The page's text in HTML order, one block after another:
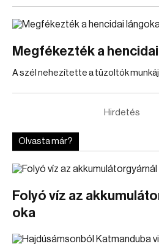
Megfékezték a
A szél nehezítette a tűzoltók
Hirdetés
Olvasta már?
Folyó víz az
oka